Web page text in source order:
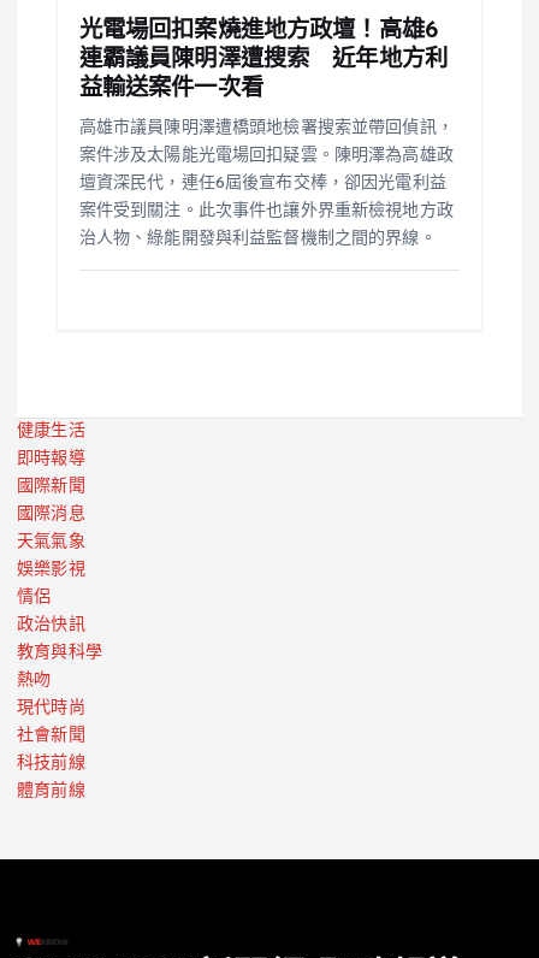
光電場回扣案燒進地方政壇！高雄6
連霸議員陳明澤遭搜索 近年地方利
益輸送案件一次看
高雄市議員陳明澤遭橋頭地檢署搜索並帶回偵訊，
案件涉及太陽能光電場回扣疑雲。陳明澤為高雄政
壇資深民代，連任6屆後宣布交棒，卻因光電利益
案件受到關注。此次事件也讓外界重新檢視地方政
治人物、綠能開發與利益監督機制之間的界線。
健康生活
即時報導
國際新聞
國際消息
天氣氣象
娛樂影視
情侶
政治快訊
教育與科學
熱吻
現代時尚
社會新聞
科技前線
體育前線